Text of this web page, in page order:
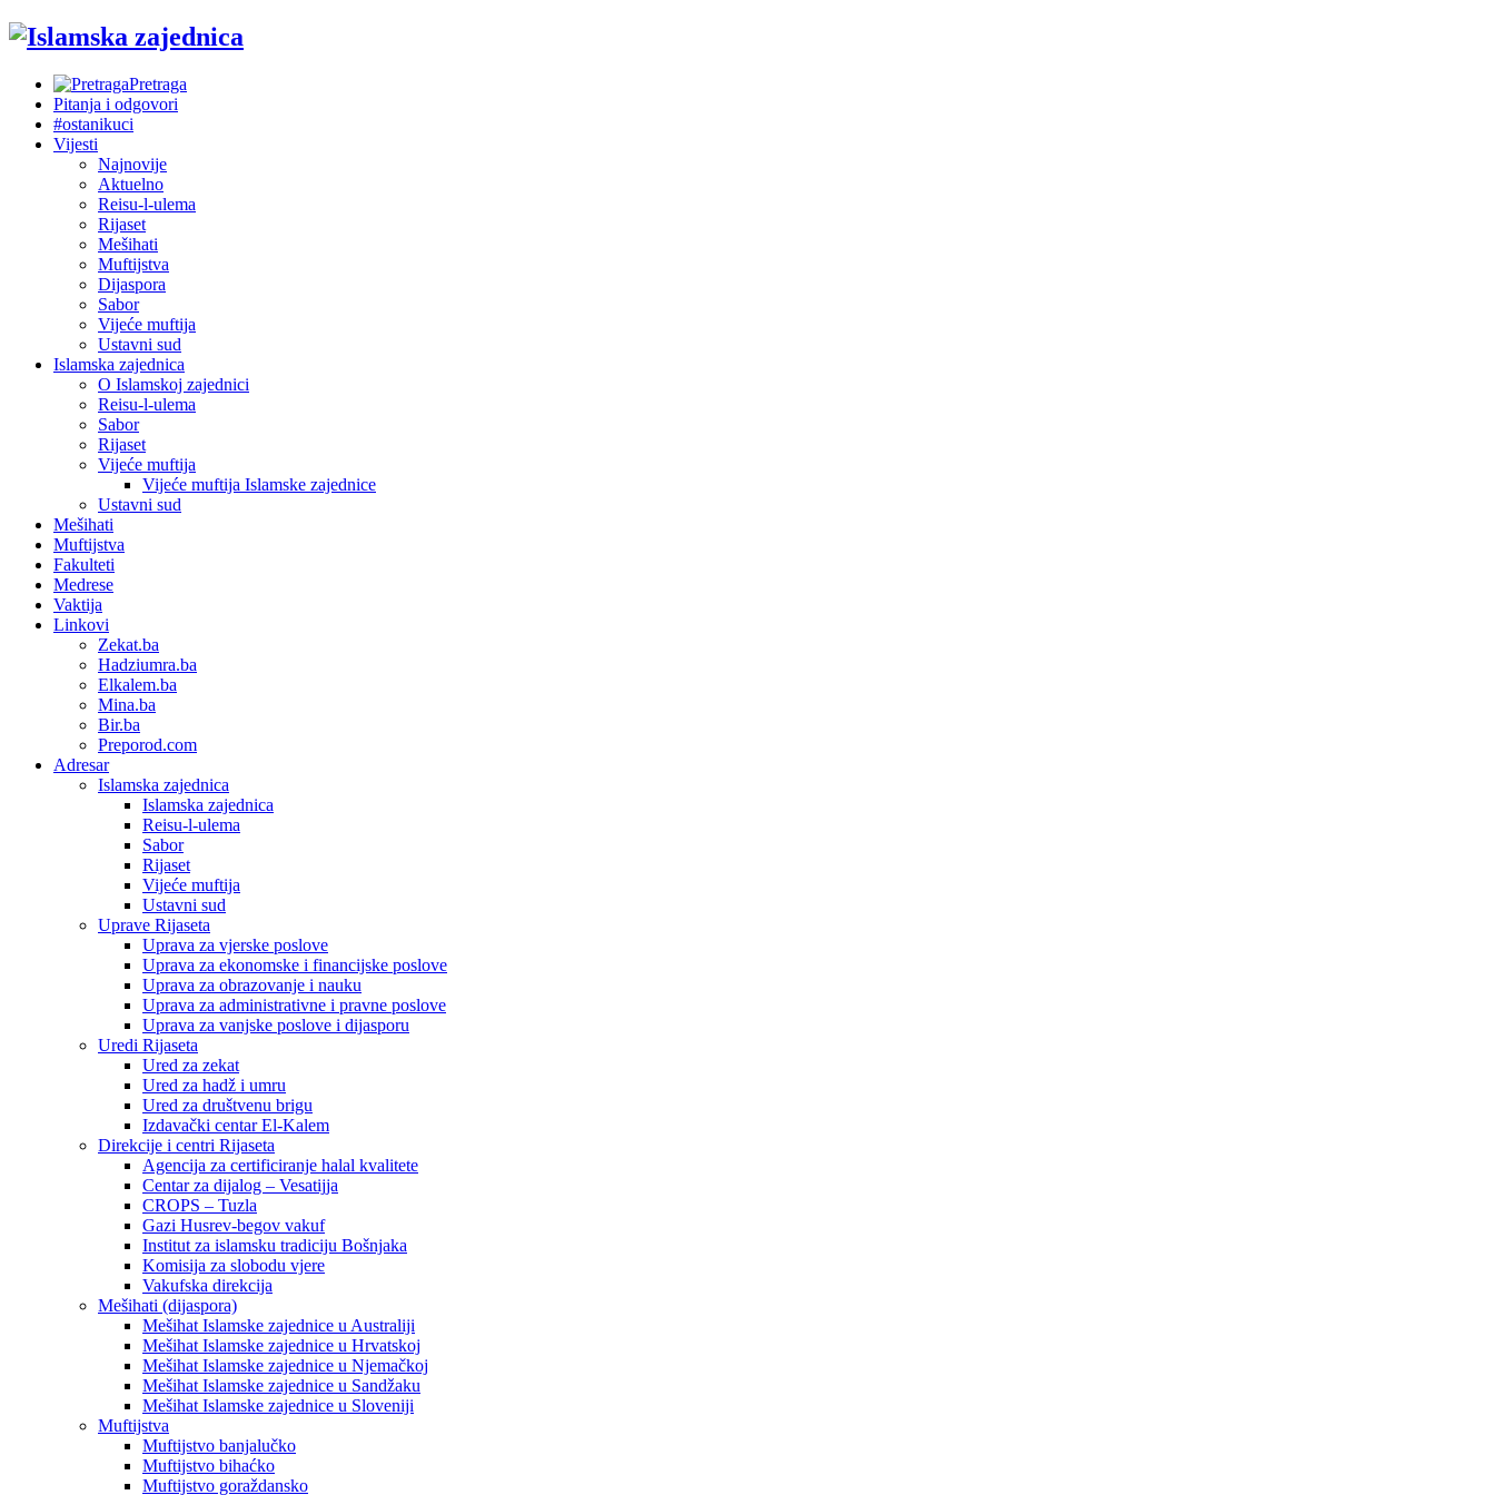
Pretraga
Pitanja i odgovori
#ostanikuci
Vijesti
Najnovije
Aktuelno
Reisu-l-ulema
Rijaset
Mešihati
Muftijstva
Dijaspora
Sabor
Vijeće muftija
Ustavni sud
Islamska zajednica
O Islamskoj zajednici
Reisu-l-ulema
Sabor
Rijaset
Vijeće muftija
Vijeće muftija Islamske zajednice
Ustavni sud
Mešihati
Muftijstva
Fakulteti
Medrese
Vaktija
Linkovi
Zekat.ba
Hadziumra.ba
Elkalem.ba
Mina.ba
Bir.ba
Preporod.com
Adresar
Islamska zajednica
Islamska zajednica
Reisu-l-ulema
Sabor
Rijaset
Vijeće muftija
Ustavni sud
Uprave Rijaseta
Uprava za vjerske poslove
Uprava za ekonomske i financijske poslove
Uprava za obrazovanje i nauku
Uprava za administrativne i pravne poslove
Uprava za vanjske poslove i dijasporu
Uredi Rijaseta
Ured za zekat
Ured za hadž i umru
Ured za društvenu brigu
Izdavački centar El-Kalem
Direkcije i centri Rijaseta
Agencija za certificiranje halal kvalitete
Centar za dijalog – Vesatijja
CROPS – Tuzla
Gazi Husrev-begov vakuf
Institut za islamsku tradiciju Bošnjaka
Komisija za slobodu vjere
Vakufska direkcija
Mešihati (dijaspora)
Mešihat Islamske zajednice u Australiji
Mešihat Islamske zajednice u Hrvatskoj
Mešihat Islamske zajednice u Njemačkoj
Mešihat Islamske zajednice u Sandžaku
Mešihat Islamske zajednice u Sloveniji
Muftijstva
Muftijstvo banjalučko
Muftijstvo bihaćko
Muftijstvo goraždansko